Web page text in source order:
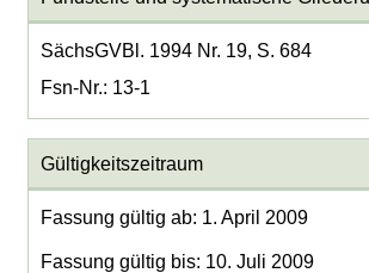
SächsGVBl. 1994 Nr. 19, S. 684
Fsn-Nr.: 13-1
Gültigkeitszeitraum
Fassung gültig ab: 1. April 2009
Fassung gültig bis: 10. Juli 2009